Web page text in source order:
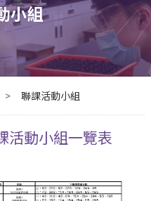
小組
> 聯課活動小組
活動小組一覽表